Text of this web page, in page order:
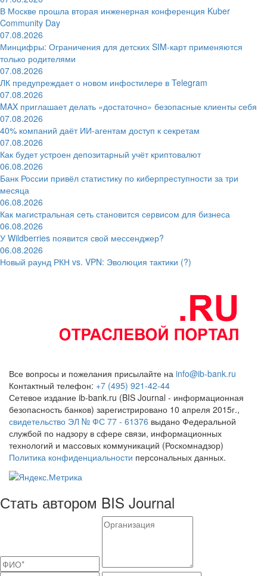
В Москве прошла вторая инженерная конференция Kuber
Community Day
07.08.2026
Минцифры: Ограничения для детских SIM-карт применяются
только родителями
07.08.2026
ЛК предупреждает о новом инфостилере в Telegram
07.08.2026
MAX приглашает делать «достаточно» безопасные клиенты себя
07.08.2026
40% компаний даёт ИИ‑агентам доступ к секретам
07.08.2026
Как будет устроен депозитарный учёт криптовалют
06.08.2026
Банк России привёл статистику по киберпреступности за три
месяца
06.08.2026
Как магистральная сеть становится сервисом для бизнеса
06.08.2026
У Wildberries появится свой мессенджер?
06.08.2026
Новый раунд РКН vs. VPN: Эволюция тактики (?)
Все вопросы и пожелания присылайте на info@ib-bank.ru
Контактный телефон: +7 (495) 921-42-44
Сетевое издание ib-bank.ru (BIS Journal - информационная
безопасность банков) зарегистрировано 10 апреля 2015г.,
свидетельство ЭЛ № ФС 77 - 61376 выдано Федеральной
службой по надзору в сфере связи, информационных
технологий и массовых коммуникаций (Роскомнадзор)
Политика конфиденциальности персональных данных.
Стать автором BIS Journal